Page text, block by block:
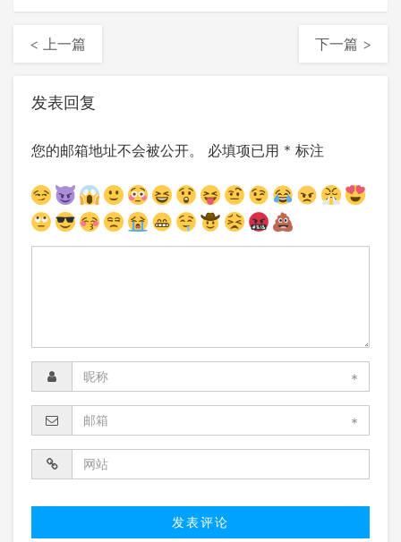
< 上一篇 下一篇 >
发表回复
您的邮箱地址不会被公开。 必填项已用 * 标注
*
*